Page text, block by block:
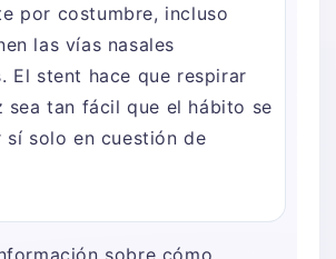
por costumbre, incluso
las vías nasales
El stent hace que respirar
sea tan fácil que el hábito se
solo en cuestión de